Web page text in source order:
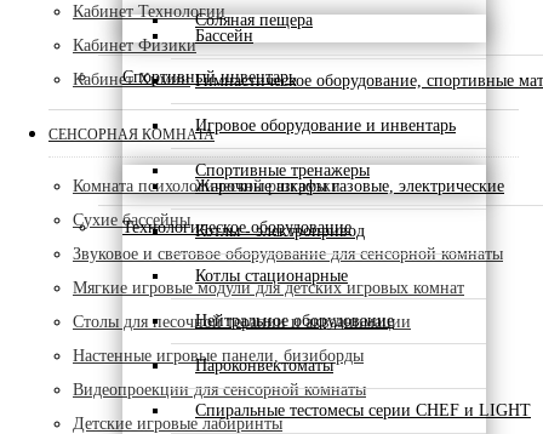
Соляная пещера
Спортивный инвентарь
Бассейн
Гимнастическое оборудование, спортивные
Игровое оборудование и инвентарь
Спортивные тренажеры
Технологическое оборудование
Жарочные шкафы газовые, электрические
Котлы - электропривод
Котлы стационарные
Нейтральное оборудование
Пароконвектоматы
Спиральные тестомесы серии CHEF и LIGHT
Кабинет Технологии
Кабинет Физики
Кабинет Химии
СЕНСОРНАЯ КОМНАТА
Комната психологической разгрузки
Сухие бассейны
Звуковое и световое оборудование для сенсорной комнаты
Мягкие игровые модули для детских игровых комнат
Столы для песочной терапии и акваанимации
Настенные игровые панели, бизиборды
Видеопроекции для сенсорной комнаты
Детские игровые лабиринты